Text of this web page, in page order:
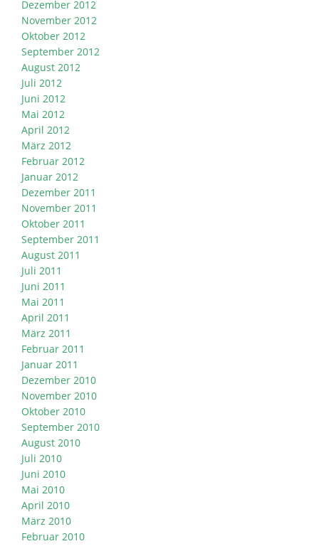
Dezember 2012
November 2012
Oktober 2012
September 2012
August 2012
Juli 2012
Juni 2012
Mai 2012
April 2012
März 2012
Februar 2012
Januar 2012
Dezember 2011
November 2011
Oktober 2011
September 2011
August 2011
Juli 2011
Juni 2011
Mai 2011
April 2011
März 2011
Februar 2011
Januar 2011
Dezember 2010
November 2010
Oktober 2010
September 2010
August 2010
Juli 2010
Juni 2010
Mai 2010
April 2010
März 2010
Februar 2010